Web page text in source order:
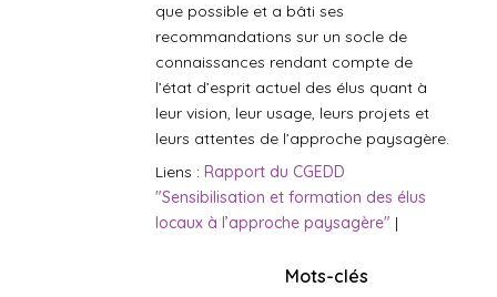
que possible et a bâti ses
recommandations sur un socle de
connaissances rendant compte de
l’état d’esprit actuel des élus quant à
leur vision, leur usage, leurs projets et
leurs attentes de l’approche paysagère.
Liens : Rapport du CGEDD
"Sensibilisation et formation des élus
locaux à l’approche paysagère" |
Mots-clés